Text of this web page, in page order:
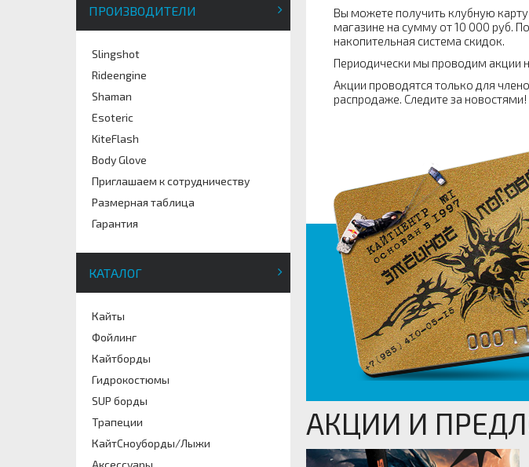
ПРОИЗВОДИТЕЛИ
Slingshot
Rideengine
Shaman
Esoteric
KiteFlash
Body Glove
Приглашаем к сотрудничеству
Размерная таблица
Гарантия
КАТАЛОГ
Кайты
Фойлинг
Кайтборды
Гидрокостюмы
SUP борды
Трапеции
КайтСноуборды/Лыжи
Аксессуары
Вы можете получить клубную
магазине на сумму от 10 000 руб.
накопительная система скидок.
Периодически мы проводим акции
Акции проводятся только для
распродаже. Следите за новостями!
АКЦИИ И